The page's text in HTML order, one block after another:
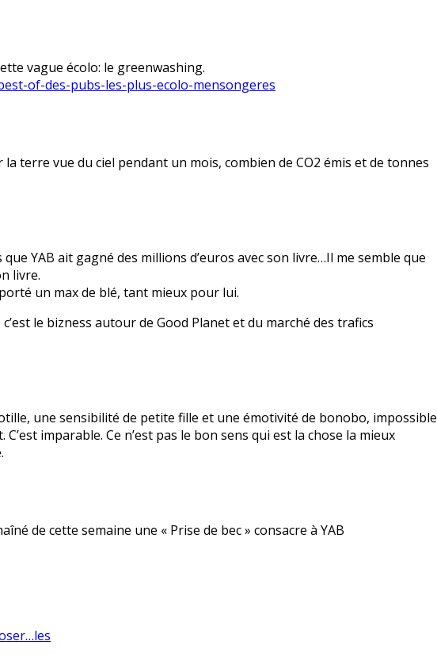
vague écolo: le greenwashing.
of-des-pubs-les-plus-ecolo-mensongeres
terre vue du ciel pendant un mois, combien de CO2 émis et de tonnes
YAB ait gagné des millions d’euros avec son livre…Il me semble que
livre.
un max de blé, tant mieux pour lui.
le bizness autour de Good Planet et du marché des trafics
une sensibilité de petite fille et une émotivité de bonobo, impossible
imparable. Ce n’est pas le bon sens qui est la chose la mieux
de cette semaine une « Prise de bec » consacre à YAB